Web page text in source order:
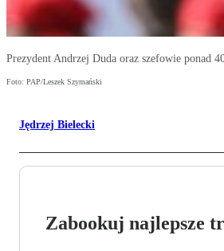
Prezydent Andrzej Duda oraz szefowie ponad
Foto: PAP/Leszek Szymański
Jędrzej Bielecki
Zabookuj najlepsze